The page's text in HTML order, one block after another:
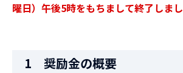
曜日）午後5時をもちまして終了しまし
1 奨励金の概要